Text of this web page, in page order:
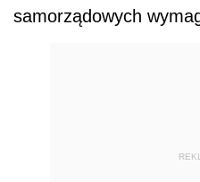
samorządowych